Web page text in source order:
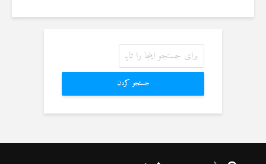
جستجو کردن